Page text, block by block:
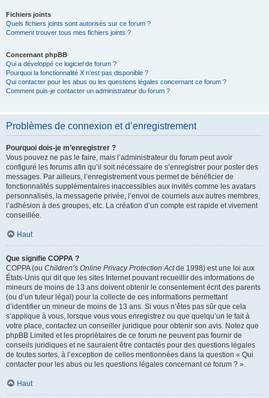
Fichiers joints
Quels fichiers joints sont autorisés sur ce forum ?
Comment trouver tous mes fichiers joints ?
Concernant phpBB
Qui a développé ce logiciel de forum ?
Pourquoi la fonctionnalité X n’est pas disponible ?
Qui contacter pour les abus ou les questions légales concernant ce forum ?
Comment puis-je contacter un administrateur du forum ?
Problèmes de connexion et d’enregistrement
Pourquoi dois-je m’enregistrer ?
Vous pouvez ne pas le faire, mais l’administrateur du forum peut avoir
configuré les forums afin qu’il soit nécessaire de s’enregistrer pour poster des
messages. Par ailleurs, l’enregistrement vous permet de bénéficier de
fonctionnalités supplémentaires inaccessibles aux invités comme les avatars
personnalisés, la messagerie privée, l’envoi de courriels aux autres membres,
l’adhésion à des groupes, etc. La création d’un compte est rapide et vivement
conseillée.
Haut
Que signifie COPPA ?
COPPA (ou Children’s Online Privacy Protection Actde 1998) est une loi aux
États-Unis qui dit que les sites Internet pouvant recueillir des informations de
mineurs de moins de 13 ans doivent obtenir le consentement écrit des parents
(ou d’un tuteur légal) pour la collecte de ces informations permettant
d’identifier un mineur de moins de 13 ans. Si vous n’êtes pas sûr que cela
s’applique à vous, lorsque vous vous enregistrez ou que quelqu’un le fait à
votre place, contactez un conseiller juridique pour obtenir son avis. Notez que
phpBB Limited et les propriétaires de ce forum ne peuvent pas fournir de
conseils juridiques et ne sauraient être contactés pour des questions légales
de toutes sortes, à l’exception de celles mentionnées dans la question « Qui
contacter pour les abus ou les questions légales concernant ce forum ? ».
Haut